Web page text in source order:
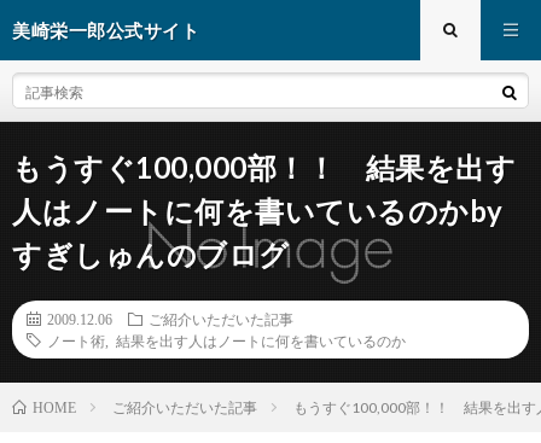
美崎栄一郎公式サイト
もうすぐ100,000部！！ 結果を出す
人はノートに何を書いているのかby
すぎしゅんのブログ
2009.12.06
ご紹介いただいた記事
ノート術
結果を出す人はノートに何を書いているのか
HOME ご紹介いただいた記事 もうすぐ100,000部！！ 結果を出